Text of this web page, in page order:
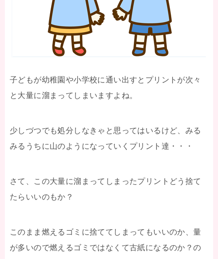
子どもが幼稚園や小学校に通い出すとプリントが次々
と大量に溜まってしまいますよね。
少しづつでも処分しなきゃと思ってはいるけど、みる
みるうちに山のようになっていくプリント達・・・
さて、この大量に溜まってしまったプリントどう捨て
たらいいのもか？
このまま燃えるゴミに捨ててしまってもいいのか、量
が多いので燃えるゴミではなくて古紙になるのか？の